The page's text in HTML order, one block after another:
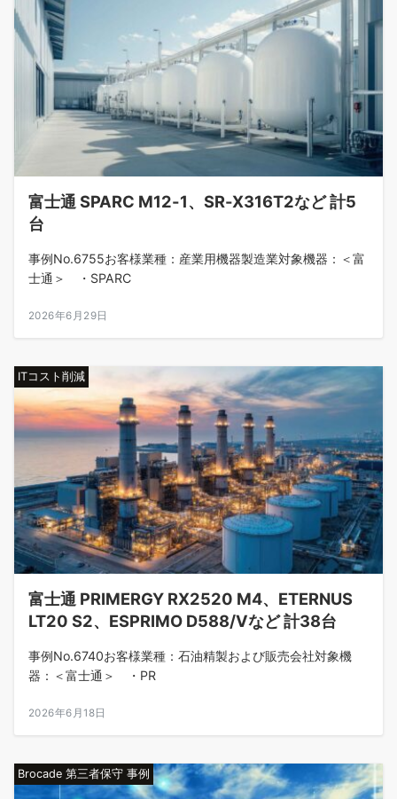
富士通 SPARC M12-1、SR-X316T2など 計5
台
事例No.6755お客様業種：産業用機器製造業対象機器：＜富
士通＞ ・SPARC
2026年6月29日
ITコスト削減
富士通 PRIMERGY RX2520 M4、ETERNUS
LT20 S2、ESPRIMO D588/Vなど 計38台
事例No.6740お客様業種：石油精製および販売会社対象機
器：＜富士通＞ ・PR
2026年6月18日
Brocade 第三者保守 事例